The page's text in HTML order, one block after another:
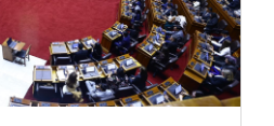
Oficialmente la Lengua
los Artículos 7 y 8.